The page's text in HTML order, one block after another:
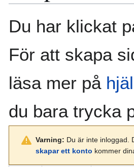
Du har klickat
För att skapa
läsa mer på
du bara trycka
Varning: Du är inte inloggad.
skapar ett konto kommer